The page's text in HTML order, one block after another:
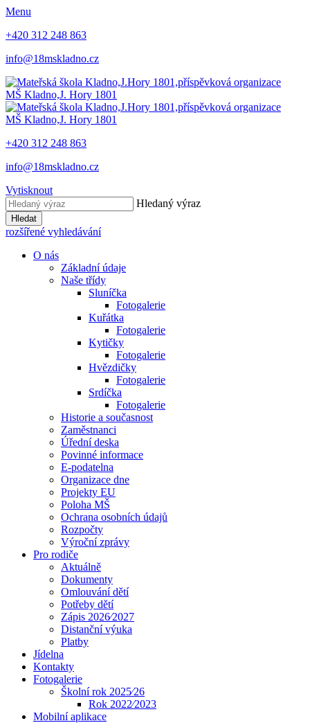
Menu
+420 312 248 863
info@18mskladno.cz
MŠ Kladno,J. Hory 1801
MŠ Kladno,J. Hory 1801
+420 312 248 863
info@18mskladno.cz
Vytisknout
Hledaný výraz
Hledat
rozšířené vyhledávání
O nás
Základní údaje
Naše třídy
Sluníčka
Fotogalerie
Kuřátka
Fotogalerie
Kytičky
Fotogalerie
Hvězdičky
Fotogalerie
Srdíčka
Fotogalerie
Historie a současnost
Zaměstnanci
Úřední deska
Povinné informace
E-podatelna
Organizace dne
Projekty EU
Poloha MŠ
Ochrana osobních údajů
Rozpočty
Výroční zprávy
Pro rodiče
Aktuálně
Dokumenty
Omlouvání dětí
Potřeby dětí
Zápis 2026⁄2027
Distanční výuka
Platby
Jídelna
Kontakty
Fotogalerie
Školní rok 2025⁄26
Rok 2022⁄2023
Mobilní aplikace